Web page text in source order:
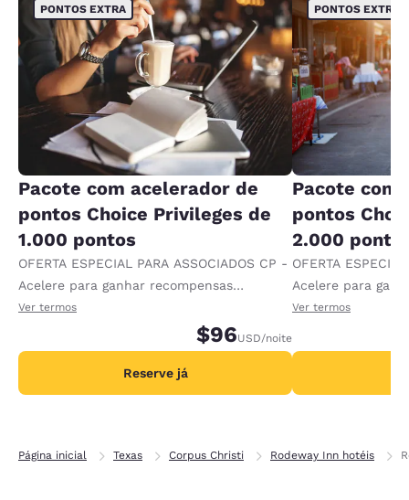
PONTOS EXTRA
Pacote com acelerador de
pontos Choice Privileges de
1.000 pontos
OFERTA ESPECIAL PARA ASSOCIADOS CP -
Acelere para ganhar recompensas
recebendo 1.000 pontos extras por diária.
Ver termos
$96USD/noite
Reserve já
PONTOS EXTRA
Pacote com
pontos
2.000
OFERTA
Acelere para
recebendo 2.000
Ver termos
Página inicial Texas Corpus Christi Rodeway Inn hotéis